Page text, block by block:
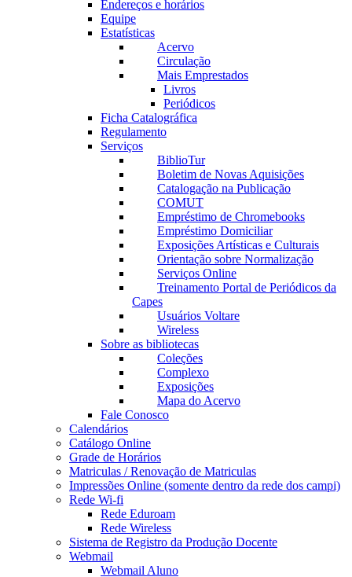
Endereços e horários
Equipe
Estatísticas
Acervo
Circulação
Mais Emprestados
Livros
Periódicos
Ficha Catalográfica
Regulamento
Serviços
BiblioTur
Boletim de Novas Aquisições
Catalogação na Publicação
COMUT
Empréstimo de Chromebooks
Empréstimo Domiciliar
Exposições Artísticas e Culturais
Orientação sobre Normalização
Serviços Online
Treinamento Portal de Periódicos da
Capes
Usuários Voltare
Wireless
Sobre as bibliotecas
Coleções
Complexo
Exposições
Mapa do Acervo
Fale Conosco
Calendários
Catálogo Online
Grade de Horários
Matriculas / Renovação de Matriculas
Impressões Online (somente dentro da rede dos campi)
Rede Wi-fi
Rede Eduroam
Rede Wireless
Sistema de Registro da Produção Docente
Webmail
Webmail Aluno